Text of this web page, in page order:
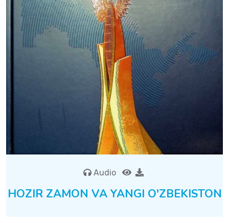
Audio
HOZIR ZAMON VA YANGI O'ZBEKISTON